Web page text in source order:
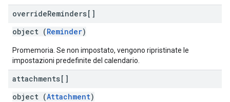
overrideReminders[]
object (Reminder)
Promemoria. Se non impostato, vengono ripristinate le
impostazioni predefinite del calendario.
attachments[]
object (Attachment)